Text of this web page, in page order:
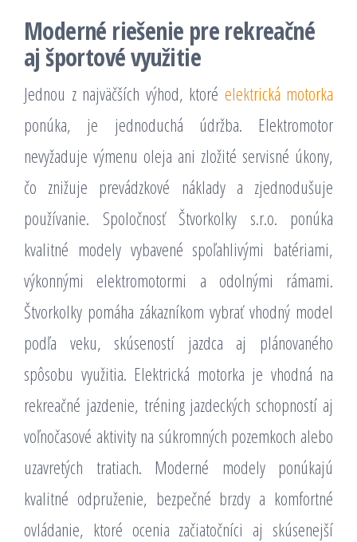
Moderné riešenie pre rekreačné
aj športové využitie
Jednou z najväčších výhod, ktoré elektrická motorka
ponúka, je jednoduchá údržba. Elektromotor
nevyžaduje výmenu oleja ani zložité servisné úkony,
čo znižuje prevádzkové náklady a zjednodušuje
používanie. Spoločnosť Štvorkolky s.r.o. ponúka
kvalitné modely vybavené spoľahlivými batériami,
výkonnými elektromotormi a odolnými rámami.
Štvorkolky pomáha zákazníkom vybrať vhodný model
podľa veku, skúseností jazdca aj plánovaného
spôsobu využitia. Elektrická motorka je vhodná na
rekreačné jazdenie, tréning jazdeckých schopností aj
voľnočasové aktivity na súkromných pozemkoch alebo
uzavretých tratiach. Moderné modely ponúkajú
kvalitné odpruženie, bezpečné brzdy a komfortné
ovládanie, ktoré ocenia začiatočníci aj skúsenejší